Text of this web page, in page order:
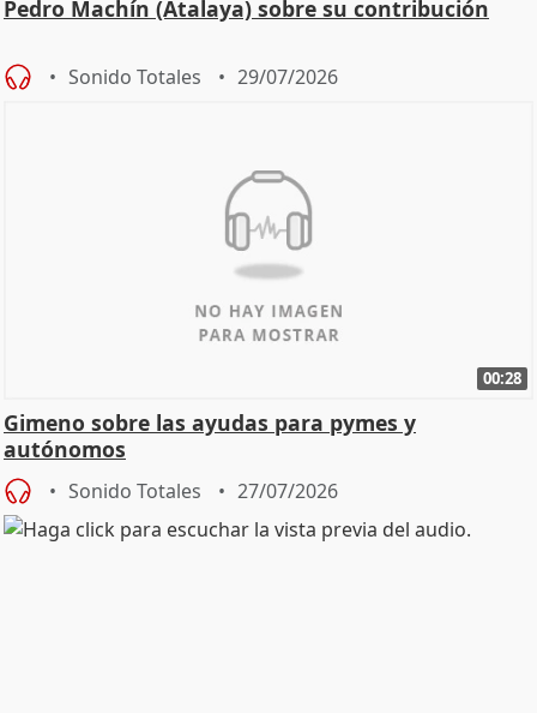
Pedro Machín (Atalaya) sobre su contribución
Sonido Totales 29/07/2026
00:28
Gimeno sobre las ayudas para pymes y
autónomos
Sonido Totales 27/07/2026